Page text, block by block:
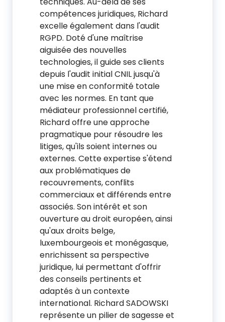
compétences juridiques, Richard
excelle également dans l'audit
RGPD. Doté d'une maîtrise
aiguisée des nouvelles
technologies, il guide ses clients
depuis l'audit initial CNIL jusqu'à
une mise en conformité totale
avec les normes. En tant que
médiateur professionnel certifié,
Richard offre une approche
pragmatique pour résoudre les
litiges, qu'ils soient internes ou
externes. Cette expertise s'étend
aux problématiques de
recouvrements, conflits
commerciaux et différends entre
associés. Son intérêt et son
ouverture au droit européen, ainsi
qu'aux droits belge,
luxembourgeois et monégasque,
enrichissent sa perspective
juridique, lui permettant d'offrir
des conseils pertinents et
adaptés à un contexte
international. Richard SADOWSKI
représente un pilier de sagesse et